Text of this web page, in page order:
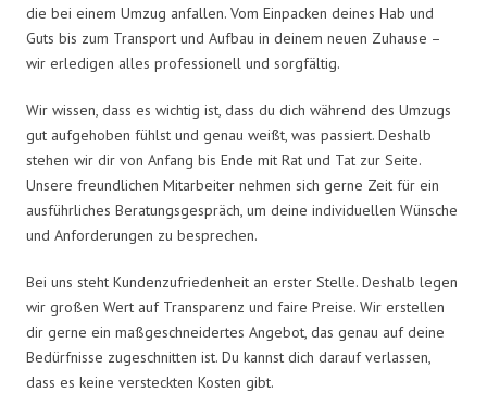
die bei einem Umzug anfallen. Vom Einpacken deines Hab und
Guts bis zum Transport und Aufbau in deinem neuen Zuhause –
wir erledigen alles professionell und sorgfältig.
Wir wissen, dass es wichtig ist, dass du dich während des Umzugs
gut aufgehoben fühlst und genau weißt, was passiert. Deshalb
stehen wir dir von Anfang bis Ende mit Rat und Tat zur Seite.
Unsere freundlichen Mitarbeiter nehmen sich gerne Zeit für ein
ausführliches Beratungsgespräch, um deine individuellen Wünsche
und Anforderungen zu besprechen.
Bei uns steht Kundenzufriedenheit an erster Stelle. Deshalb legen
wir großen Wert auf Transparenz und faire Preise. Wir erstellen
dir gerne ein maßgeschneidertes Angebot, das genau auf deine
Bedürfnisse zugeschnitten ist. Du kannst dich darauf verlassen,
dass es keine versteckten Kosten gibt.